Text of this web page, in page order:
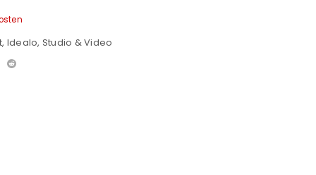
, Idealo, Studio & Video